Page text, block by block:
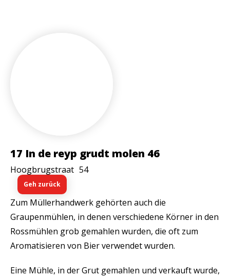
17 In de reyp grudt molen 46
Hoogbrugstraat 54
Geh zurück
Zum Müllerhandwerk gehörten auch die
Graupenmühlen, in denen verschiedene Körner in den
Rossmühlen grob gemahlen wurden, die oft zum
Aromatisieren von Bier verwendet wurden.
Eine Mühle, in der Grut gemahlen und verkauft wurde,